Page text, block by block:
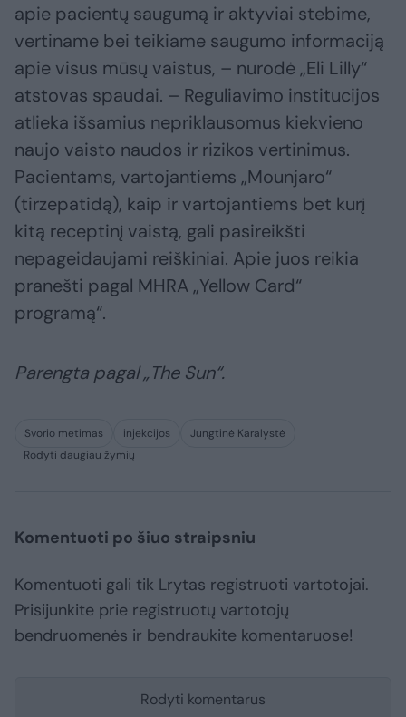
apie pacientų saugumą ir aktyviai stebime,
vertiname bei teikiame saugumo informaciją
apie visus mūsų vaistus, – nurodė „Eli Lilly“
atstovas spaudai. – Reguliavimo institucijos
atlieka išsamius nepriklausomus kiekvieno
naujo vaisto naudos ir rizikos vertinimus.
Pacientams, vartojantiems „Mounjaro“
(tirzepatidą), kaip ir vartojantiems bet kurį
kitą receptinį vaistą, gali pasireikšti
nepageidaujami reiškiniai. Apie juos reikia
pranešti pagal MHRA „Yellow Card“
programą“.
Parengta pagal „The Sun“.
Svorio metimas injekcijos
Jungtinė Karalystė
Rodyti daugiau žymių
Komentuoti po šiuo straipsniu
Komentuoti gali tik Lrytas registruoti vartotojai.
Prisijunkite prie registruotų vartotojų
bendruomenės ir bendraukite komentaruose!
Rodyti komentarus